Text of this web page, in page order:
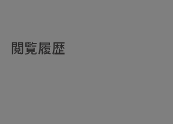
閲覧履歴